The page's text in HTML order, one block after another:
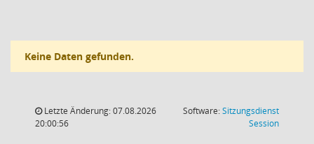
Keine Daten gefunden.
Letzte Änderung: 07.08.2026
20:00:56
Software:Sitzungsdienst
Session(Wird in